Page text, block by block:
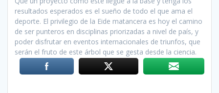
resultados esperados es el sueño de todo el que ama el
deporte. El privilegio de la Eide matancera es hoy el camino
de ser punteros en disciplinas priorizadas a nivel de país, y
poder disfrutar en eventos internacionales de triunfos, que
serán el fruto de este árbol que se gesta desde la ciencia.